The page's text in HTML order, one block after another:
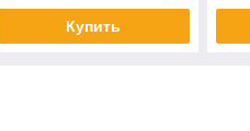
Купить